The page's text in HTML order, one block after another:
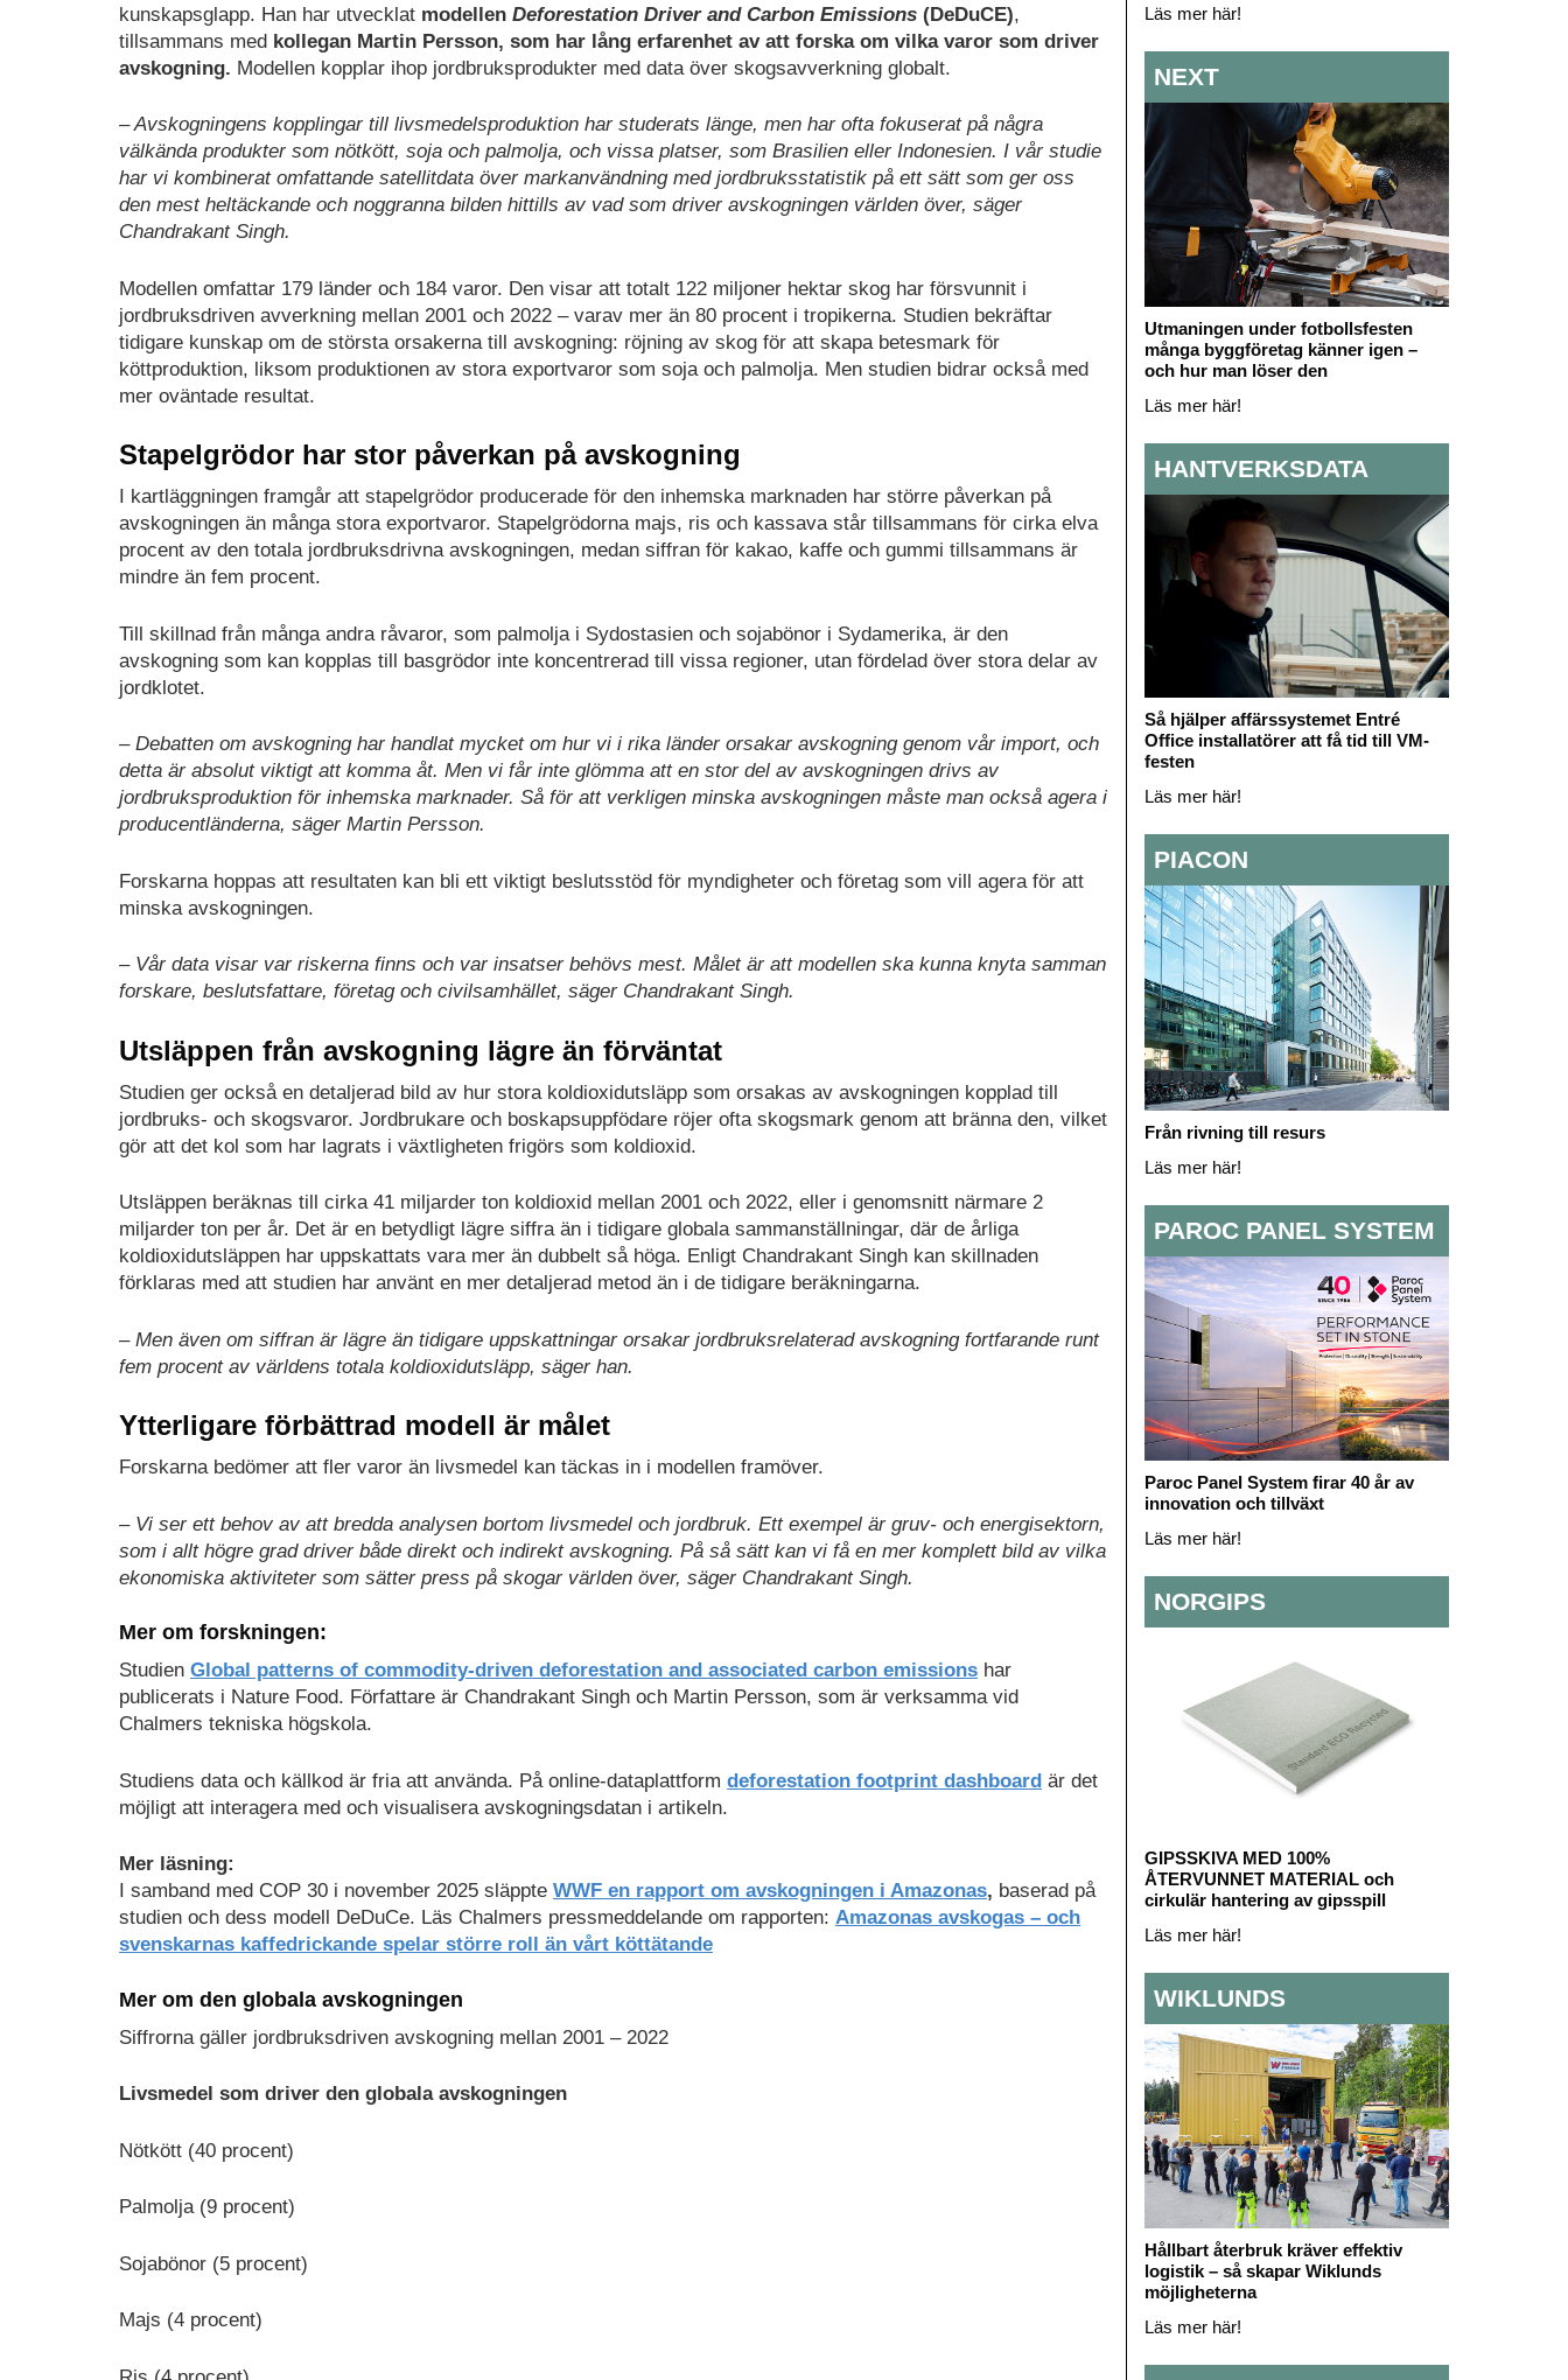
kunskapsglapp. Han har utvecklat modellen Deforestation Driver and Carbon Emissions (DeDuCE),
tillsammans med kollegan Martin Persson, som har lång erfarenhet av att forska om vilka varor som driver
avskogning. Modellen kopplar ihop jordbruksprodukter med data över skogsavverkning globalt.
– Avskogningens kopplingar till livsmedelsproduktion har studerats länge, men har ofta fokuserat på några
välkända produkter som nötkött, soja och palmolja, och vissa platser, som Brasilien eller Indonesien. I vår studie
har vi kombinerat omfattande satellitdata över markanvändning med jordbruksstatistik på ett sätt som ger oss
den mest heltäckande och noggranna bilden hittills av vad som driver avskogningen världen över, säger
Chandrakant Singh.
Modellen omfattar 179 länder och 184 varor. Den visar att totalt 122 miljoner hektar skog har försvunnit i
jordbruksdriven avverkning mellan 2001 och 2022 – varav mer än 80 procent i tropikerna. Studien bekräftar
tidigare kunskap om de största orsakerna till avskogning: röjning av skog för att skapa betesmark för
köttproduktion, liksom produktionen av stora exportvaror som soja och palmolja. Men studien bidrar också med
mer oväntade resultat.
Stapelgrödor har stor påverkan på avskogning
I kartläggningen framgår att stapelgrödor producerade för den inhemska marknaden har större påverkan på
avskogningen än många stora exportvaror. Stapelgrödorna majs, ris och kassava står tillsammans för cirka elva
procent av den totala jordbruksdrivna avskogningen, medan siffran för kakao, kaffe och gummi tillsammans är
mindre än fem procent.
Till skillnad från många andra råvaror, som palmolja i Sydostasien och sojabönor i Sydamerika, är den
avskogning som kan kopplas till basgrödor inte koncentrerad till vissa regioner, utan fördelad över stora delar av
jordklotet.
– Debatten om avskogning har handlat mycket om hur vi i rika länder orsakar avskogning genom vår import, och
detta är absolut viktigt att komma åt. Men vi får inte glömma att en stor del av avskogningen drivs av
jordbruksproduktion för inhemska marknader. Så för att verkligen minska avskogningen måste man också agera i
producentländerna, säger Martin Persson.
Forskarna hoppas att resultaten kan bli ett viktigt beslutsstöd för myndigheter och företag som vill agera för att
minska avskogningen.
– Vår data visar var riskerna finns och var insatser behövs mest. Målet är att modellen ska kunna knyta samman
forskare, beslutsfattare, företag och civilsamhället, säger Chandrakant Singh.
Utsläppen från avskogning lägre än förväntat
Studien ger också en detaljerad bild av hur stora koldioxidutsläpp som orsakas av avskogningen kopplad till
jordbruks- och skogsvaror. Jordbrukare och boskapsuppfödare röjer ofta skogsmark genom att bränna den, vilket
gör att det kol som har lagrats i växtligheten frigörs som koldioxid.
Utsläppen beräknas till cirka 41 miljarder ton koldioxid mellan 2001 och 2022, eller i genomsnitt närmare 2
miljarder ton per år. Det är en betydligt lägre siffra än i tidigare globala sammanställningar, där de årliga
koldioxidutsläppen har uppskattats vara mer än dubbelt så höga. Enligt Chandrakant Singh kan skillnaden
förklaras med att studien har använt en mer detaljerad metod än i de tidigare beräkningarna.
– Men även om siffran är lägre än tidigare uppskattningar orsakar jordbruksrelaterad avskogning fortfarande runt
fem procent av världens totala koldioxidutsläpp, säger han.
Ytterligare förbättrad modell är målet
Forskarna bedömer att fler varor än livsmedel kan täckas in i modellen framöver.
– Vi ser ett behov av att bredda analysen bortom livsmedel och jordbruk. Ett exempel är gruv- och energisektorn,
som i allt högre grad driver både direkt och indirekt avskogning. På så sätt kan vi få en mer komplett bild av vilka
ekonomiska aktiviteter som sätter press på skogar världen över, säger Chandrakant Singh.
Mer om forskningen:
Studien Global patterns of commodity-driven deforestation and associated carbon emissions har
publicerats i Nature Food. Författare är Chandrakant Singh och Martin Persson, som är verksamma vid
Chalmers tekniska högskola.
Studiens data och källkod är fria att använda. På online-dataplattform deforestation footprint dashboard är det
möjligt att interagera med och visualisera avskogningsdatan i artikeln.
Mer läsning:
I samband med COP 30 i november 2025 släppte WWF en rapport om avskogningen i Amazonas, baserad på
studien och dess modell DeDuCe. Läs Chalmers pressmeddelande om rapporten: Amazonas avskogas – och
svenskarnas kaffedrickande spelar större roll än vårt köttätande
Mer om den globala avskogningen
Siffrorna gäller jordbruksdriven avskogning mellan 2001 – 2022
Livsmedel som driver den globala avskogningen
Nötkött (40 procent)
Palmolja (9 procent)
Sojabönor (5 procent)
Majs (4 procent)
Läs mer här!
NEXT
Utmaningen under fotbollsfesten
många byggföretag känner igen –
och hur man löser den
Läs mer här!
HANTVERKSDATA
Så hjälper affärssystemet Entré
Office installatörer att få tid till VM-
festen
Läs mer här!
PIACON
Från rivning till resurs
Läs mer här!
PAROC PANEL SYSTEM
Paroc Panel System firar 40 år av
innovation och tillväxt
Läs mer här!
NORGIPS
GIPSSKIVA MED 100%
ÅTERVUNNET MATERIAL och
cirkulär hantering av gipsspill
Läs mer här!
WIKLUNDS
Hållbart återbruk kräver effektiv
logistik – så skapar Wiklunds
möjligheterna
Läs mer här!